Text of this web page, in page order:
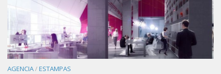
AGENCIA/ESTAMPAS